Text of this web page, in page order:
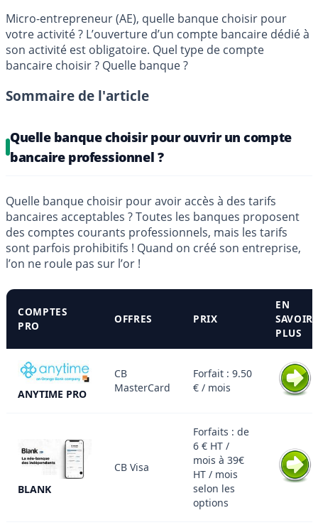
Micro-entrepreneur (AE), quelle banque choisir pour
votre activité ? L’ouverture d’un compte bancaire dédié à
son activité est obligatoire. Quel type de compte
bancaire choisir ? Quelle banque ?
Sommaire de l'article
Quelle banque choisir pour ouvrir un compte
bancaire professionnel ?
Quelle banque choisir pour avoir accès à des tarifs
bancaires acceptables ? Toutes les banques proposent
des comptes courants professionnels, mais les tarifs
sont parfois prohibitifs ! Quand on créé son entreprise,
l’on ne roule pas sur l’or !
COMPTES
PRO
OFFRES PRIX
EN
SAVOIR
PLUS
ANYTIME PRO
CB
MasterCard
Forfait : 9.50
€ / mois
BLANK
CB Visa
Forfaits : de
6 € HT /
mois à 39€
HT / mois
selon les
options